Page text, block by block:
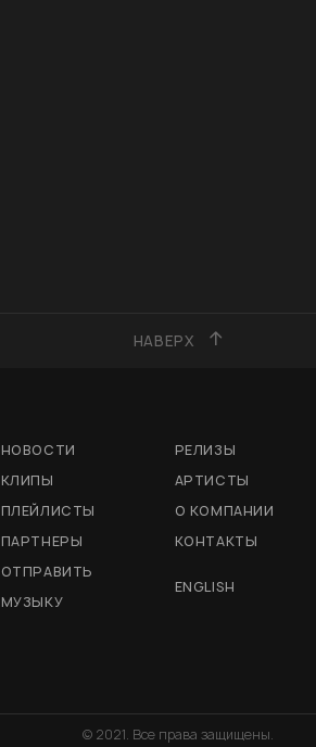
НАВЕРХ
НОВОСТИ
РЕЛИЗЫ
КЛИПЫ
АРТИСТЫ
ПЛЕЙЛИСТЫ
О КОМПАНИИ
ПАРТНЕРЫ
КОНТАКТЫ
ОТПРАВИТЬ
МУЗЫКУ
ENGLISH
© 2021. Все права защищены.